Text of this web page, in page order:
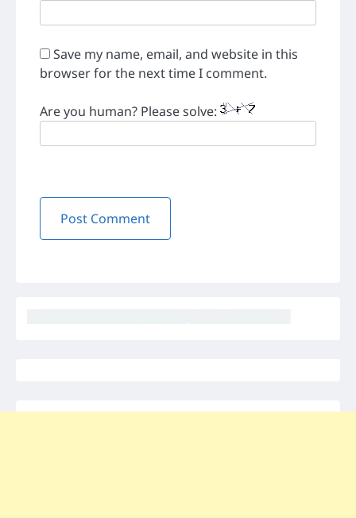
Save my name, email, and website in this
browser for the next time I comment.
Are you human? Please solve: